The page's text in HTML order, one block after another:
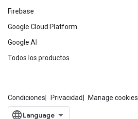
Firebase
Google Cloud Platform
Google AI
Todos los productos
Condiciones Privacidad Manage cookies